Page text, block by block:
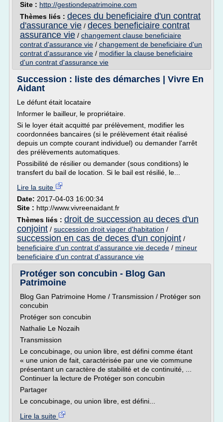
Site : http://gestiondepatrimoine.com
Thèmes liés : deces du beneficiaire d'un contrat
d'assurance vie / deces beneficiaire contrat
assurance vie / changement clause beneficiaire
contrat d'assurance vie / changement de beneficiaire d'un
contrat d'assurance vie / modifier la clause beneficiaire
d'un contrat d'assurance vie
Succession : liste des démarches | Vivre En
Aidant
Le défunt était locataire
Informer le bailleur, le propriétaire.
Si le loyer était acquitté par prélèvement, modifier les
coordonnées bancaires (si le prélèvement était réalisé
depuis un compte courant individuel) ou demander l'arrêt
des prélèvements automatiques.
Possibilité de résilier ou demander (sous conditions) le
transfert du bail de location. Si le bail est résilié, le...
Lire la suite
Date: 2017-04-03 16:00:34
Site : http://www.vivreenaidant.fr
Thèmes liés : droit de succession au deces d'un
conjoint / succession droit viager d'habitation /
succession en cas de deces d'un conjoint /
beneficiaire d'un contrat d'assurance vie decede / mineur
beneficiaire d'un contrat d'assurance vie
Protéger son concubin - Blog Gan
Patrimoine
Blog Gan Patrimoine Home / Transmission / Protéger son
concubin
Protéger son concubin
Nathalie Le Nozaih
Transmission
Le concubinage, ou union libre, est défini comme étant
« une union de fait, caractérisée par une vie commune
présentant un caractère de stabilité et de continuité, ...
Continuer la lecture de Protéger son concubin
Partager
Le concubinage, ou union libre, est défini...
Lire la suite